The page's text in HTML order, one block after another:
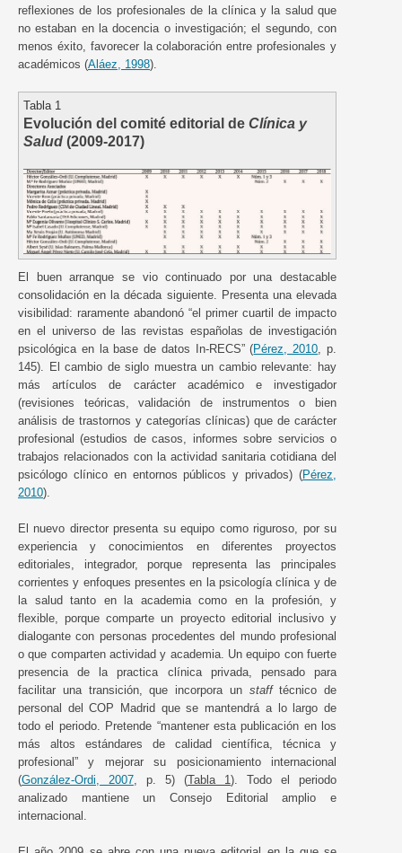
reflexiones de los profesionales de la clínica y la salud que
no estaban en la docencia o investigación; el segundo, con
menos éxito, favorecer la colaboración entre profesionales y
académicos (Aláez, 1998).
Tabla 1
Evolución del comité editorial de Clínica y
Salud (2009-2017)
El buen arranque se vio continuado por una destacable
consolidación en la década siguiente. Presenta una elevada
visibilidad: raramente abandonó “el primer cuartil de impacto
en el universo de las revistas españolas de investigación
psicológica en la base de datos In-RECS” (Pérez, 2010, p.
145). El cambio de siglo muestra un cambio relevante: hay
más artículos de carácter académico e investigador
(revisiones teóricas, validación de instrumentos o bien
análisis de trastornos y categorías clínicas) que de carácter
profesional (estudios de casos, informes sobre servicios o
trabajos relacionados con la actividad sanitaria cotidiana del
psicólogo clínico en entornos públicos y privados) (Pérez,
2010).
El nuevo director presenta su equipo como riguroso, por su
experiencia y conocimientos en diferentes proyectos
editoriales, integrador, porque representa las principales
corrientes y enfoques presentes en la psicología clínica y de
la salud tanto en la academia como en la profesión, y
flexible, porque comparte un proyecto editorial inclusivo y
dialogante con personas procedentes del mundo profesional
o que comparten actividad y academia. Un equipo con fuerte
presencia de la practica clínica privada, pensado para
facilitar una transición, que incorpora un stafftécnico de
personal del COP Madrid que se mantendrá a lo largo de
todo el periodo. Pretende “mantener esta publicación en los
más altos estándares de calidad científica, técnica y
profesional” y mejorar su posicionamiento internacional
(González-Ordi, 2007, p. 5) (Tabla 1). Todo el periodo
analizado mantiene un Consejo Editorial amplio e
internacional.